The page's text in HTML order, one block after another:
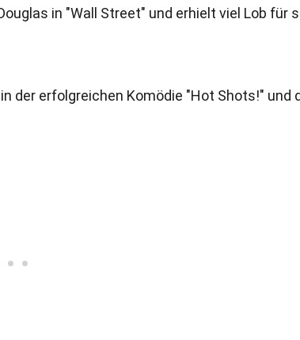
in "Wall Street" und erhielt viel Lob für
der erfolgreichen Komödie "Hot Shots!" und